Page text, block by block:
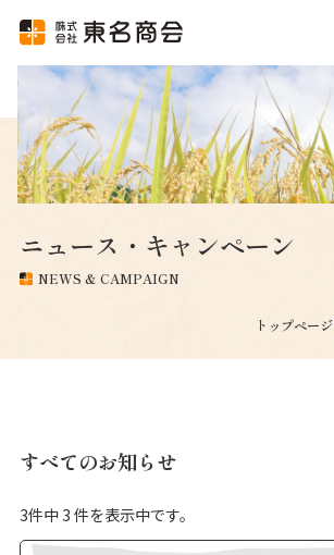
ニュース・キャンペーン
NEWS & CAMPAIGN
トップページ
すべてのお知らせ
3件中3 件を表示中です。